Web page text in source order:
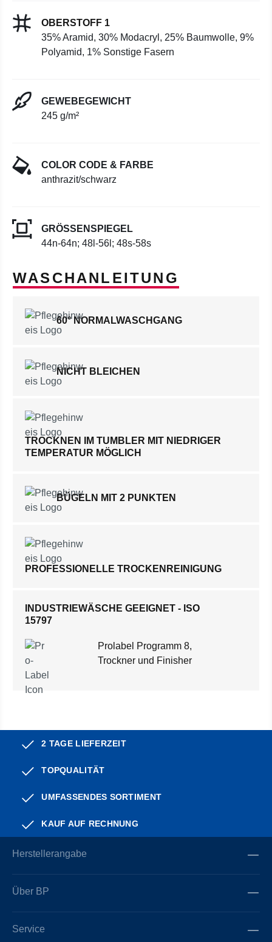
OBERSTOFF 1
35% Aramid, 30% Modacryl, 25% Baumwolle, 9%
Polyamid, 1% Sonstige Fasern
GEWEBEGEWICHT
245 g/m²
COLOR CODE & FARBE
anthrazit/schwarz
GRÖSSENSPIEGEL
44n-64n; 48l-56l; 48s-58s
WASCHANLEITUNG
60° NORMALWASCHGANG
NICHT BLEICHEN
TROCKNEN IM TUMBLER MIT NIEDRIGER
TEMPERATUR MÖGLICH
BÜGELN MIT 2 PUNKTEN
PROFESSIONELLE TROCKENREINIGUNG
INDUSTRIEWÄSCHE GEEIGNET - ISO
15797
Prolabel Programm 8,
Trockner und Finisher
2 TAGE LIEFERZEIT
TOPQUALITÄT
UMFASSENDES SORTIMENT
KAUF AUF RECHNUNG
Herstellerangabe
Über BP
Service